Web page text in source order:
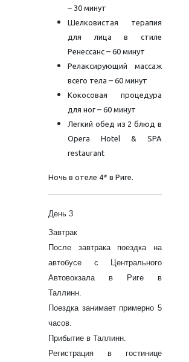
– 30 минут
Шелковистая терапия
для лица в стиле
Ренессанс – 60 минут
Релаксирующий массаж
всего тела – 60 минут
Кокосовая процедура
для ног – 60 минут
Легкий обед из 2 блюд в
Opera Hotel & SPA
restaurant
Ночь в отеле 4* в Риге.
День 3
Завтрак
После завтрака поездка на
автобусе с Центрального
Автовокзала в Риге в
Таллинн.
Поездка занимает примерно 5
часов.
Прибытие в Таллинн.
Регистрация в гостинице